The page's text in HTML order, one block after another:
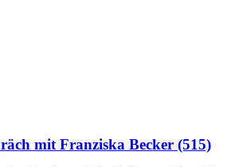
mit Franziska Becker (515)